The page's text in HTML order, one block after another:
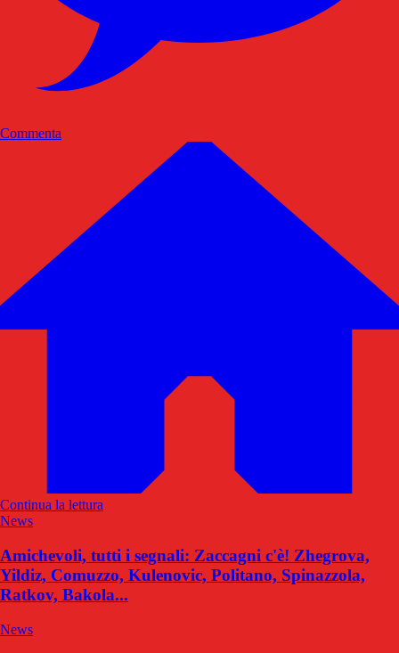
Commenta
Continua la lettura
News
Amichevoli, tutti i segnali: Zaccagni c'è! Zhegrova,
Yildiz, Comuzzo, Kulenovic, Politano, Spinazzola,
Ratkov, Bakola...
News